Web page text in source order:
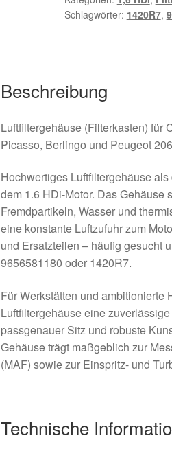
Schlagwörter: 1420R7,
Beschreibung
Luftfiltergehäuse (Filterkasten) für
Picasso, Berlingo und Peugeot
Hochwertiges Luftfiltergehäuse
dem 1.6 HDi-Motor. Das Gehäuse
Fremdpartikeln, Wasser und
eine konstante Luftzufuhr zum
und Ersatzteilen – häufig gesucht
9656581180 oder 1420R7.
Für Werkstätten und ambitionierte
Luftfiltergehäuse eine
passgenauer Sitz und robuste
Gehäuse trägt maßgeblich zur
(MAF) sowie zur Einspritz- und
Technische